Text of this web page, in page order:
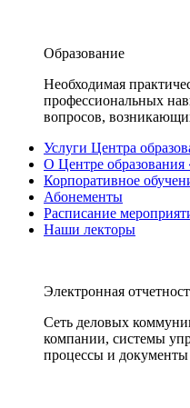
Образование
Необходимая
профессиональных
вопросов,
Услуги Центра
О Центре
Корпоративное
Абонементы
Расписание
Наши лекторы
Электронная
Сеть деловых
компании, системы
процессы и документы